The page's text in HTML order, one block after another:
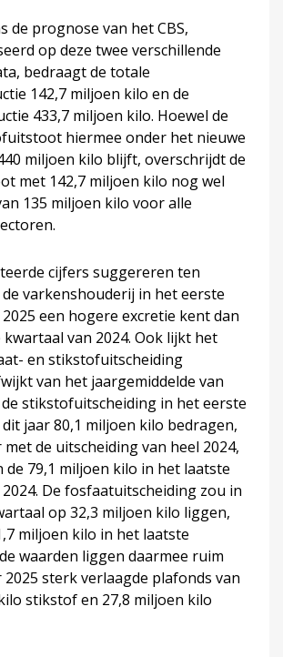
de prognose van het CBS,
op deze twee verschillende
bedraagt de totale
142,7 miljoen kilo en de
433,7 miljoen kilo. Hoewel de
hiermee onder het nieuwe
miljoen kilo blijft, overschrijdt de
met 142,7 miljoen kilo nog wel
135 miljoen kilo voor alle
cijfers suggereren ten
varkenshouderij in het eerste
een hogere excretie kent dan
van 2024. Ook lijkt het
en stikstofuitscheiding
van het jaargemiddelde van
de stikstofuitscheiding in het eerste
jaar 80,1 miljoen kilo bedragen,
de uitscheiding van heel 2024,
de 79,1 miljoen kilo in het laatste
De fosfaatuitscheiding zou in
op 32,3 miljoen kilo liggen,
miljoen kilo in het laatste
waarden liggen daarmee ruim
2025 sterk verlaagde plafonds van
stikstof en 27,8 miljoen kilo